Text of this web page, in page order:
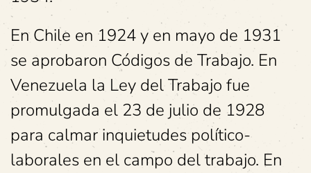
En Chile en 1924 y en mayo de 1931
se aprobaron Códigos de Trabajo. En
Venezuela la Ley del Trabajo fue
promulgada el 23 de julio de 1928
para calmar inquietudes político-
laborales en el campo del trabajo. En